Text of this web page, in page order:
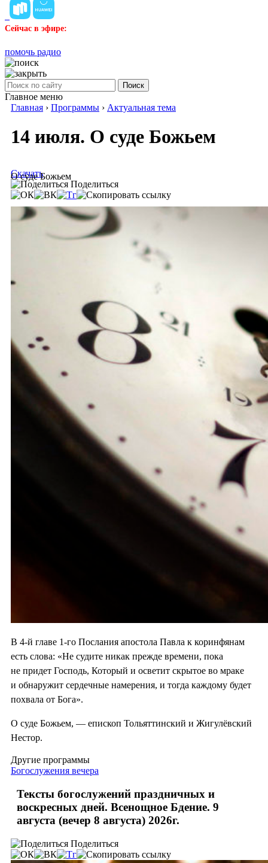
Сейчас в эфире:
помочь радио
Поиск
Главное меню
Главная › Программы › Актуальная тема
14 июля. О суде Божьем
О суде Божьем
Скачать
Поделиться
В 4-й главе 1-го Послания апостола Павла к коринфянам
есть слова: «Не судите никак прежде времени, пока
не придет Господь, Который и осветит скрытое во мраке
и обнаружит сердечные намерения, и тогда каждому будет
похвала от Бога».
О суде Божьем, — епископ Тольяттинский и Жигулёвский
Нестор.
Другие программы
Богослужения вечера
Тексты богослужений праздничных и
воскресных дней. Всенощное Бдение. 9
августа (вечер 8 августа) 2026г.
Поделиться